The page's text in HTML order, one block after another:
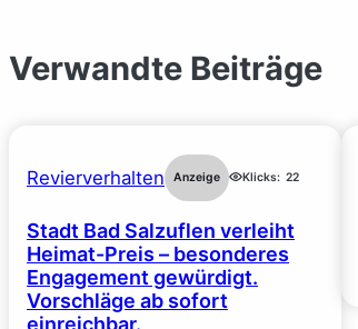
Verwandte Beiträge
Revierverhalten Anzeige Klicks: 22
Stadt Bad Salzuflen verleiht
Heimat-Preis – besonderes
Engagement gewürdigt.
Vorschläge ab sofort
einreichbar.